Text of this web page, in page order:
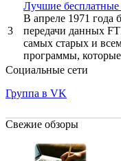
3
Лучшие
В апреле 1971 года
передачи данных
самых старых и
программы,
Социальные сети
Группа в VK
Свежие обзоры